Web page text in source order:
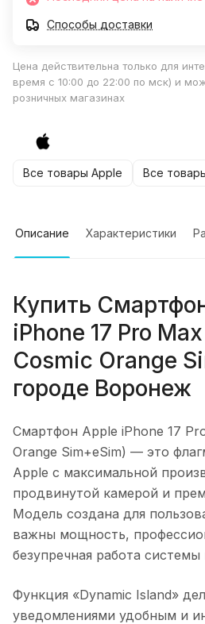
Способы доставки
Цена действительна только для
время с 10:00 до 22:00 по мск) и
розничных магазинах
Все товары Apple Все
Описание Характеристики
Купить
iPhone 17 Pro
Cosmic Orange
городе Воронеж
Смартфон Apple iPhone 17
Orange Sim+eSim) — это
Apple с максимальной
продвинутой камерой и
Модель создана для
важны мощность,
безупречная работа
Функция «Dynamic Island»
уведомлениями удобным и